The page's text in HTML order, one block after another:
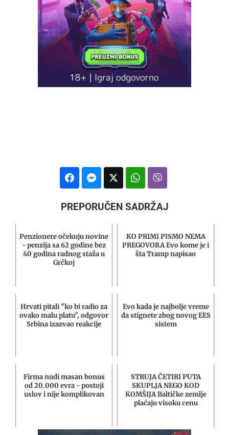
PREPORUČEN SADRŽAJ
Penzionere očekuju novine
- penzija sa 62 godine bez
40 godina radnog staža u
Grčkoj
KO PRIMI PISMO NEMA
PREGOVORA Evo kome je i
šta Tramp napisao
Hrvati pitali "ko bi radio za
ovako malu platu", odgovor
Srbina izazvao reakcije
Evo kada je najbolje vreme
da stignete zbog novog EES
sistem
Firma nudi masan bonus
od 20.000 evra - postoji
uslov i nije komplikovan
STRUJA ČETIRI PUTA
SKUPLJA NEGO KOD
KOMŠIJA Baltičke zemlje
plaćaju visoku cenu